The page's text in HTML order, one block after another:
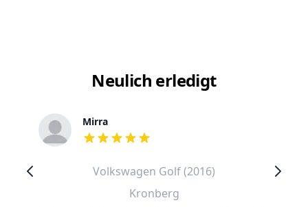
Neulich erledigt
Mirra
out of 5 stars
Volkswagen Golf (2016)
Kronberg